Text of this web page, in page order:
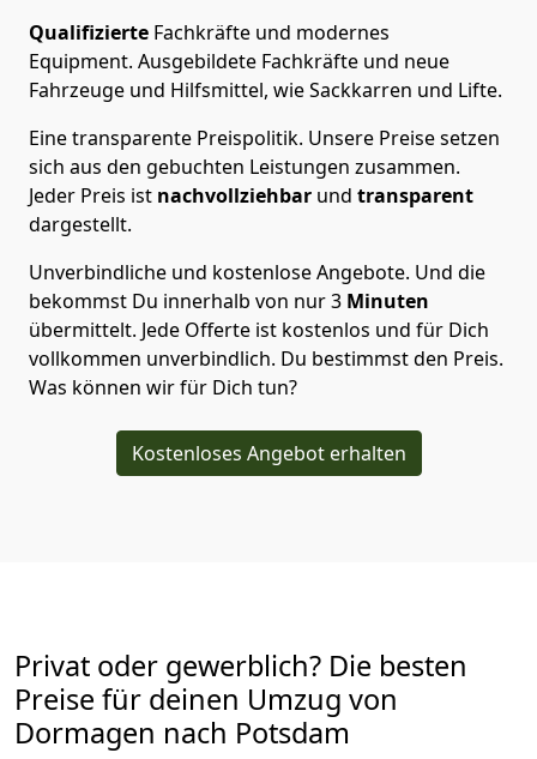
Qualifizierte Fachkräfte und modernes
Equipment. Ausgebildete Fachkräfte und neue
Fahrzeuge und Hilfsmittel, wie Sackkarren und Lifte.
Eine transparente Preispolitik. Unsere Preise setzen
sich aus den gebuchten Leistungen zusammen.
Jeder Preis ist nachvollziehbar und transparent
dargestellt.
Unverbindliche und kostenlose Angebote. Und die
bekommst Du innerhalb von nur3 Minuten
übermittelt. Jede Offerte ist kostenlos und für Dich
vollkommen unverbindlich. Du bestimmst den Preis.
Was können wir für Dich tun?
Kostenloses Angebot erhalten
Privat oder gewerblich? Die besten
Preise für deinen Umzug von
Dormagen nach Potsdam